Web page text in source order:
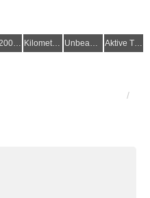
XT1200Z-Wiki
Kilometerstatistik Unbeantwortete Themen Aktive Themen
Ténéré